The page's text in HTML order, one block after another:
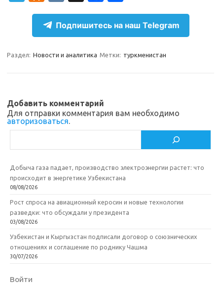
el
gr
a
d
n
o
kl
ik
i
K
c
e
b
o
т
п
р
а
ь
Подпишитесь на наш Telegram
Раздел: Новости и аналитика Метки: туркменистан
Добавить комментарий
Для отправки комментария вам необходимо
авторизоваться.
Добыча газа падает, производство электроэнергии растет: что
происходит в энергетике Узбекистана
08/08/2026
Рост спроса на авиационный керосин и новые технологии
разведки: что обсуждали у президента
03/08/2026
Узбекистан и Кыргызстан подписали договор о союзнических
отношениях и соглашение по роднику Чашма
30/07/2026
Войти